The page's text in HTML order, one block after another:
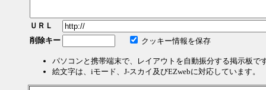
ＵＲＬ
削除キー
クッキー情報を保存
パソコンと携帯端末で、レイアウトを自動振分する掲示板で
絵文字は、iモード、J-スカイ及びEZwebに対応しています。